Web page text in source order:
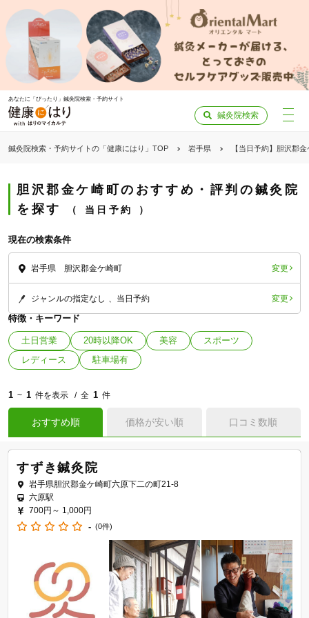
あなたに「ぴったり」鍼灸院検索・予約サイト
鍼灸院検索
鍼灸院検索・予約サイトの「健康にはり」TOP 岩手県 【当日予約】胆沢郡
胆沢郡金ケ崎町のおすすめ・評判の鍼灸院
を探す
当日予約
現在の検索条件
岩手県 胆沢郡金ケ崎町 変更
ジャンルの指定なし 当日予約 変更
特徴・キーワード
土日営業 20時以降OK 美容
スポーツ
レディース
駐車場有
1 ~ 1 件を表示 全 1 件
おすすめ順 価格が安い順 口コミ数順
すずき鍼灸院
岩手県胆沢郡金ケ崎町六原下二の町21-8
六原駅
700円～ 1,000円
- (0件)
「健康にはりを見た」